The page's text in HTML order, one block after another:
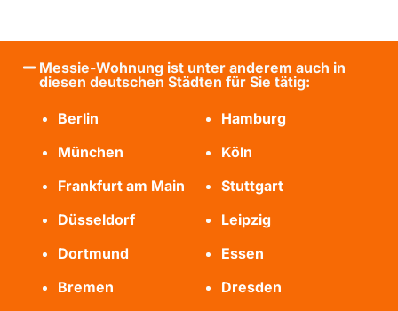
Messie-Wohnung ist unter anderem auch in
diesen deutschen Städten für Sie tätig:
Berlin
Hamburg
München
Köln
Frankfurt am Main
Stuttgart
Düsseldorf
Leipzig
Dortmund
Essen
Bremen
Dresden